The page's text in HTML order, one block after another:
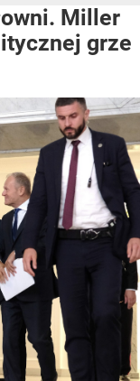
Miller
grze